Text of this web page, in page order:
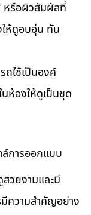
หรือผิวสัมผัสที่
ห้ดูอบอุ่น ทัน
ถใช้เป็นองค์
นห้องให้ดูเป็นชุด
ล์การออกแบบ
สวยงามและมี
ความสำคัญอย่าง